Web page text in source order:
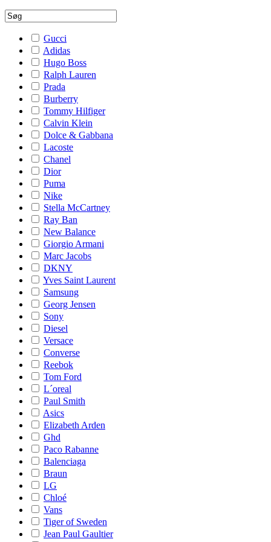
Gucci
Adidas
Hugo Boss
Ralph Lauren
Prada
Burberry
Tommy Hilfiger
Calvin Klein
Dolce & Gabbana
Lacoste
Chanel
Dior
Puma
Nike
Stella McCartney
Ray Ban
New Balance
Giorgio Armani
Marc Jacobs
DKNY
Yves Saint Laurent
Samsung
Georg Jensen
Sony
Diesel
Versace
Converse
Reebok
Tom Ford
L´oreal
Paul Smith
Asics
Elizabeth Arden
Ghd
Paco Rabanne
Balenciaga
Braun
LG
Chloé
Vans
Tiger of Sweden
Jean Paul Gaultier